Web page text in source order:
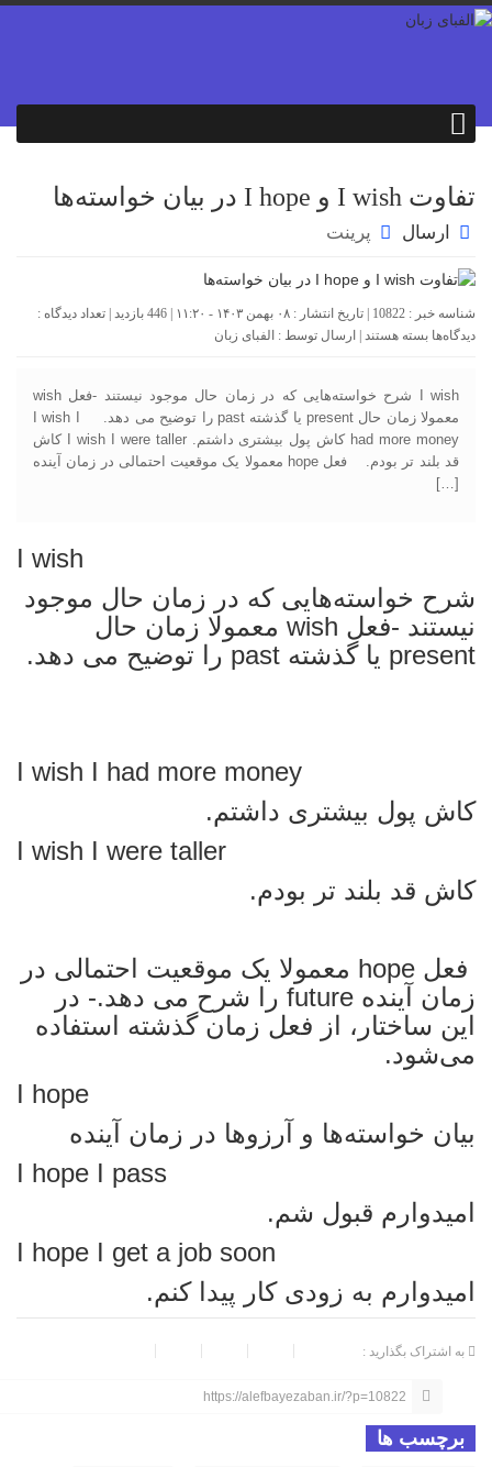
تفاوت I wish و I hope در بیان خواسته‌ها
ارسال پرینت
شناسه خبر : 10822 | تاریخ انتشار : ۰۸ بهمن ۱۴۰۳ - ۱۱:۲۰ | 446 بازدید | تعداد دیدگاه :
دیدگاه‌ها
برای
wish
I
hope
در
بسته هستند | ارسال توسط : الفبای زبان
I wish شرح خواسته‌هایی که در زمان حال موجود نیستند -فعل wish
معمولا زمان حال present یا گذشته past را توضیح می دهد. I wish I
had more money کاش پول بیشتری داشتم. I wish I were taller کاش
قد بلند تر بودم. فعل hope معمولا یک موقعیت احتمالی در زمان آینده
[…]
I wish
شرح خواسته‌هایی که در زمان حال موجود
نیستند -فعل wish معمولا زمان حال
present یا گذشته past را توضیح می دهد.
I wish I had more money
کاش پول بیشتری داشتم.
I wish I were taller
کاش قد بلند تر بودم.
فعل hope معمولا یک موقعیت احتمالی در
زمان آینده future را شرح می دهد.- در
این ساختار، از فعل زمان گذشته استفاده
می‌شود.
I hope
بیان خواسته‌ها و آرزوها در زمان آینده
I hope I pass
امیدوارم قبول شم.
I hope I get a job soon
امیدوارم به زودی کار پیدا کنم.
به اشتراک بگذارید :
https://alefbayezaban.ir/?p=10822
برچسب ها